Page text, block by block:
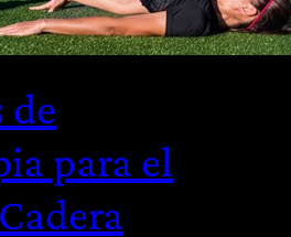
de
para el